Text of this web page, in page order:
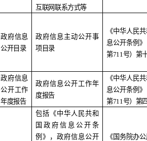
互联网联系方式等
政府信息
公开目录
政府信息主动公开事
项目录
《中华人民
息公开条例
第711 号）第
政府信息
公开工作
年度报告
政府信息公开工作年
度报告
《中华人民
息公开条例
第711 号）第
包括《中华人民共和
国政府信息公开条
例》，政府信息公开
《国务院办